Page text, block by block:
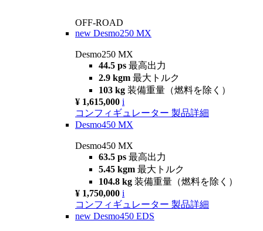
OFF-ROAD
new Desmo250 MX
Desmo250 MX
44.5 ps 最高出力
2.9 kgm 最大トルク
103 kg 装備重量（燃料を除く）
¥ 1,615,000 i
コンフィギュレーター 製品詳細
Desmo450 MX
Desmo450 MX
63.5 ps 最高出力
5.45 kgm 最大トルク
104.8 kg 装備重量（燃料を除く）
¥ 1,750,000 i
コンフィギュレーター 製品詳細
new Desmo450 EDS